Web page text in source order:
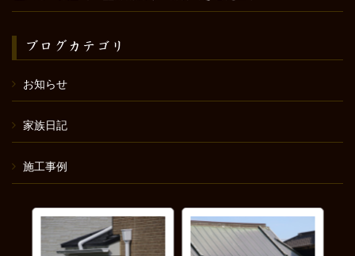
ブログカテゴリ
お知らせ
家族日記
施工事例